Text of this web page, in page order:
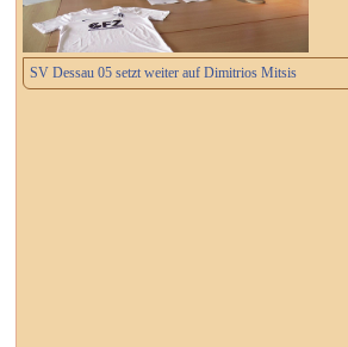
SV Dessau 05 setzt weiter auf Dimitrios Mitsis